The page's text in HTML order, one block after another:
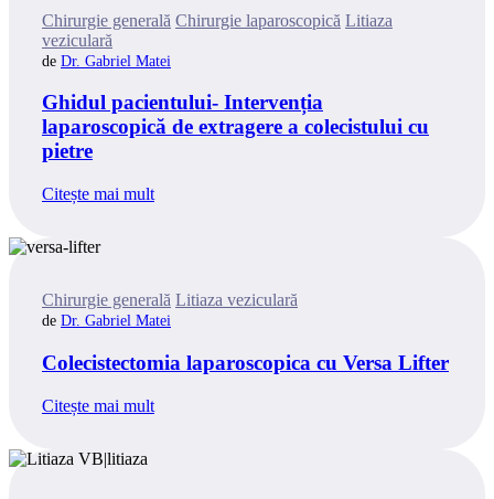
Categories
Chirurgie generală Chirurgie laparoscopică Litiaza
veziculară
Dr. Gabriel Matei
Ghidul pacientului- Intervenția
laparoscopică de extragere a colecistului cu
pietre
Citește mai mult
Categories
Chirurgie generală Litiaza veziculară
Dr. Gabriel Matei
Colecistectomia laparoscopica cu Versa Lifter
Citește mai mult